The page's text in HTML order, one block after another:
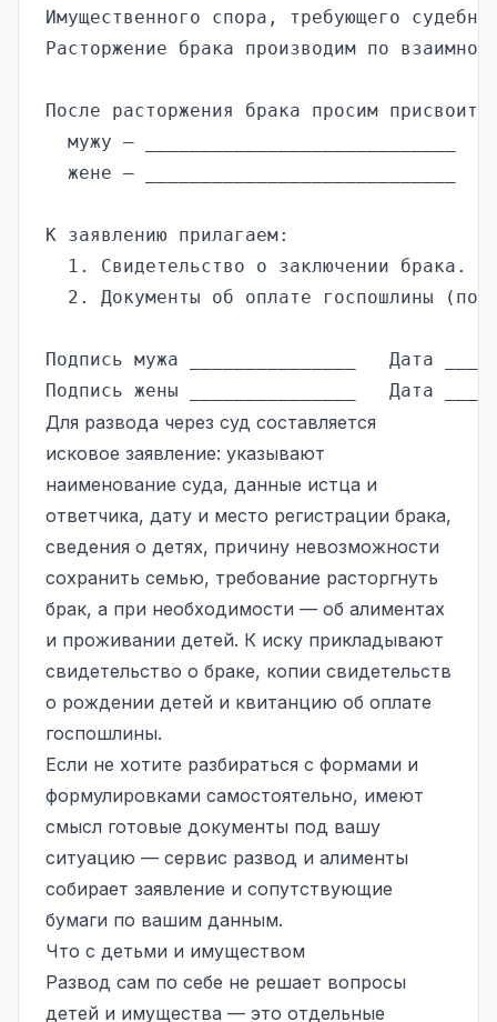
Имущественного спора, требующего
Расторжение брака производим по
После расторжения брака просим
  мужу — ____________________________
  жене — ____________________________
К заявлению прилагаем:
  1. Свидетельство о заключении брака.
2. Документы об оплате госпошлины (по
Подпись мужа _______________   Дата
Для развода через суд составляется
исковое заявление: указывают
наименование суда, данные истца и
ответчика, дату и место регистрации брака,
сведения о детях, причину невозможности
сохранить семью, требование расторгнуть
брак, а при необходимости — об алиментах
и проживании детей. К иску прикладывают
свидетельство о браке, копии свидетельств
о рождении детей и квитанцию об оплате
госпошлины.
Если не хотите разбираться с формами и
формулировками самостоятельно, имеют
смысл готовые документы под вашу
ситуацию — сервис развод и алименты
собирает заявление и сопутствующие
бумаги по вашим данным.
Что с детьми и имуществом
Развод сам по себе не решает вопросы
детей и имущества — это отдельные